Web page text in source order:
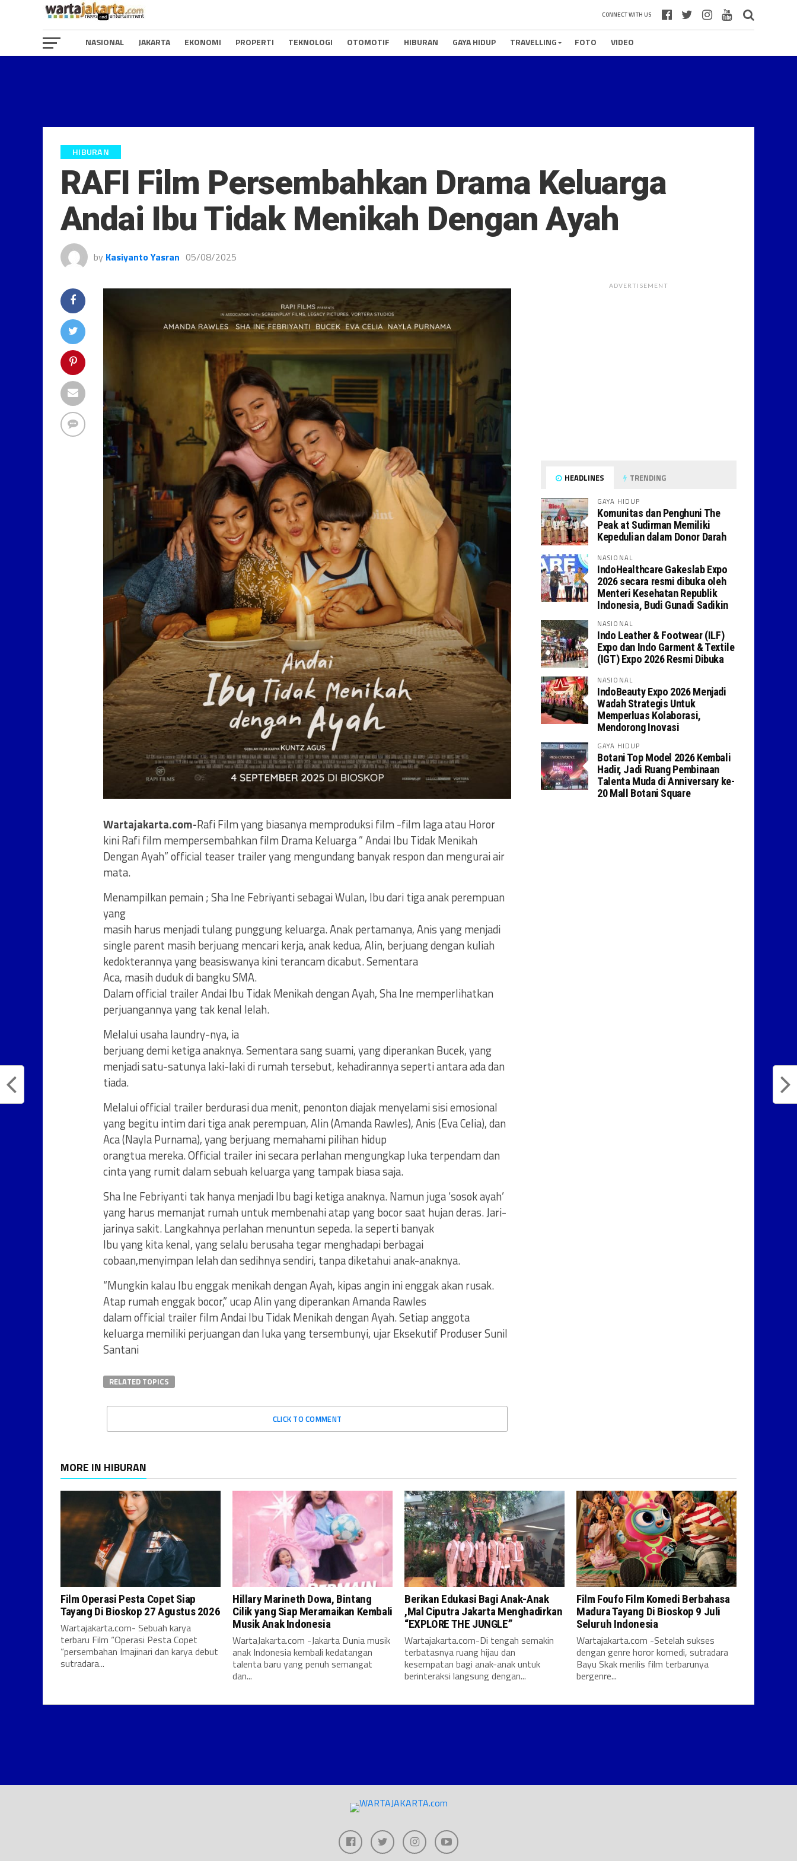
CONNECT WITH US
NASIONAL JAKARTA EKONOMI PROPERTI TEKNOLOGI OTOMOTIF HIBURAN GAYA HIDUP TRAVELLING FOTO VIDEO
HIBURAN
RAFI Film Persembahkan Drama Keluarga
Andai Ibu Tidak Menikah Dengan Ayah
by Kasiyanto Yasran 05/08/2025
Wartajakarta.com-Rafi Film yang biasanya memproduksi film -film laga atau Horor
kini Rafi film mempersembahkan film Drama Keluarga ” Andai Ibu Tidak Menikah
Dengan Ayah” official teaser trailer yang mengundang banyak respon dan mengurai air
mata.
Menampilkan pemain ; Sha Ine Febriyanti sebagai Wulan, Ibu dari tiga anak perempuan
yang
masih harus menjadi tulang punggung keluarga. Anak pertamanya, Anis yang menjadi
single parent masih berjuang mencari kerja, anak kedua, Alin, berjuang dengan kuliah
kedokterannya yang beasiswanya kini terancam dicabut. Sementara
Aca, masih duduk di bangku SMA.
Dalam official trailer Andai Ibu Tidak Menikah dengan Ayah, Sha Ine memperlihatkan
perjuangannya yang tak kenal lelah.
Melalui usaha laundry-nya, ia
berjuang demi ketiga anaknya. Sementara sang suami, yang diperankan Bucek, yang
menjadi satu-satunya laki-laki di rumah tersebut, kehadirannya seperti antara ada dan
tiada.
Melalui official trailer berdurasi dua menit, penonton diajak menyelami sisi emosional
yang begitu intim dari tiga anak perempuan, Alin (Amanda Rawles), Anis (Eva Celia), dan
Aca (Nayla Purnama), yang berjuang memahami pilihan hidup
orangtua mereka. Official trailer ini secara perlahan mengungkap luka terpendam dan
cinta yang rumit dalam sebuah keluarga yang tampak biasa saja.
Sha Ine Febriyanti tak hanya menjadi Ibu bagi ketiga anaknya. Namun juga ‘sosok ayah’
yang harus memanjat rumah untuk membenahi atap yang bocor saat hujan deras. Jari-
jarinya sakit. Langkahnya perlahan menuntun sepeda. Ia seperti banyak
Ibu yang kita kenal, yang selalu berusaha tegar menghadapi berbagai
cobaan,menyimpan lelah dan sedihnya sendiri, tanpa diketahui anak-anaknya.
“Mungkin kalau Ibu enggak menikah dengan Ayah, kipas angin ini enggak akan rusak.
Atap rumah enggak bocor,” ucap Alin yang diperankan Amanda Rawles
dalam official trailer film Andai Ibu Tidak Menikah dengan Ayah. Setiap anggota
keluarga memiliki perjuangan dan luka yang tersembunyi, ujar Eksekutif Produser Sunil
Santani
RELATED TOPICS
CLICK TO COMMENT
ADVERTISEMENT
HEADLINES TRENDING
GAYA HIDUP
Komunitas dan Penghuni The
Peak at Sudirman Memiliki
Kepedulian dalam Donor Darah
NASIONAL
IndoHealthcare Gakeslab Expo
2026 secara resmi dibuka oleh
Menteri Kesehatan Republik
Indonesia, Budi Gunadi Sadikin
NASIONAL
Indo Leather & Footwear (ILF)
Expo dan Indo Garment & Textile
(IGT) Expo 2026 Resmi Dibuka
NASIONAL
IndoBeauty Expo 2026 Menjadi
Wadah Strategis Untuk
Memperluas Kolaborasi,
Mendorong Inovasi
GAYA HIDUP
Botani Top Model 2026 Kembali
Hadir, Jadi Ruang Pembinaan
Talenta Muda di Anniversary ke-
20 Mall Botani Square
MORE IN HIBURAN
Film Operasi Pesta Copet Siap
Tayang Di Bioskop 27 Agustus 2026
Wartajakarta.com- Sebuah karya
terbaru Film “Operasi Pesta Copet
“persembahan Imajinari dan karya debut
sutradara...
Hillary Marineth Dowa, Bintang
Cilik yang Siap Meramaikan Kembali
Musik Anak Indonesia
WartaJakarta.com -Jakarta Dunia musik
anak Indonesia kembali kedatangan
talenta baru yang penuh semangat
dan...
Berikan Edukasi Bagi Anak-Anak
,Mal Ciputra Jakarta Menghadirkan
“EXPLORE THE JUNGLE”
Wartajakarta.com-Di tengah semakin
terbatasnya ruang hijau dan
kesempatan bagi anak-anak untuk
berinteraksi langsung dengan...
Film Foufo Film Komedi Berbahasa
Madura Tayang Di Bioskop 9 Juli
Seluruh Indonesia
Wartajakarta.com -Setelah sukses
dengan genre horor komedi, sutradara
Bayu Skak merilis film terbarunya
bergenre...